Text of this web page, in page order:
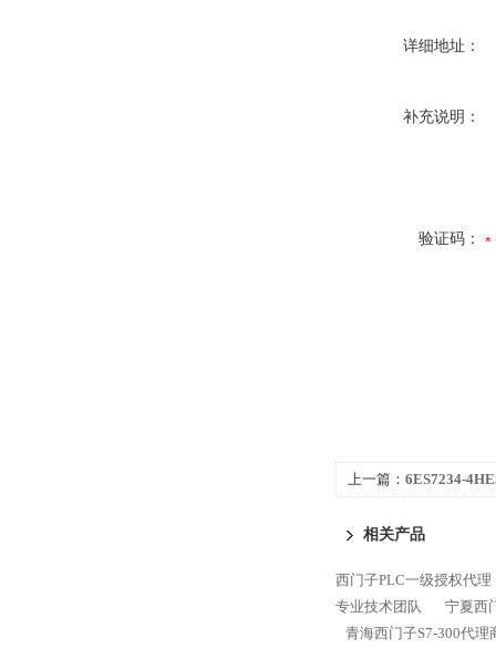
详细地址：
补充说明：
验证码：
上一篇： 6ES7234-
相关产品
西门子PLC一级授权代理
专业技术团队
宁夏西
青海西门子S7-300代理